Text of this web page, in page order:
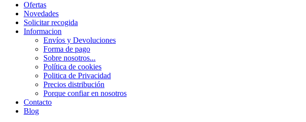
Ofertas
Novedades
Solicitar recogida
Informacion
Envíos y Devoluciones
Forma de pago
Sobre nosotros...
Política de cookies
Politica de Privacidad
Precios distribución
Porque confiar en nosotros
Contacto
Blog